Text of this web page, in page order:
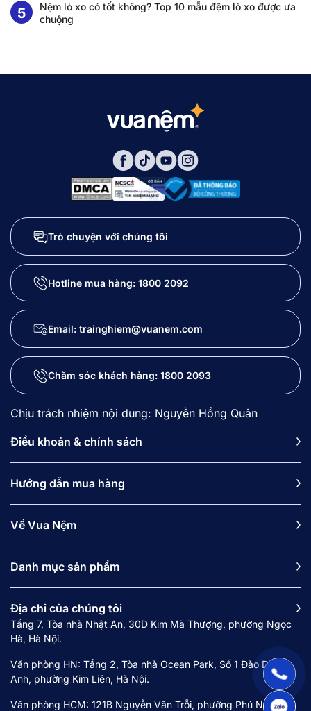
Nệm lò xo có tốt không? Top 10 mẫu đệm lò xo được ưa
chuộng
Trò chuyện với chúng tôi
Hotline mua hàng: 1800 2092
Email: trainghiem@vuanem.com
Chăm sóc khách hàng: 1800 2093
Chịu trách nhiệm nội dung: Nguyễn Hồng Quân
Điều khoản & chính sách
Hướng dẫn mua hàng
Về Vua Nệm
Danh mục sản phẩm
Địa chỉ của chúng tôi
Tầng 7, Tòa nhà Nhật An, 30D Kim Mã Thượng, phường Ngọc
Hà, Hà Nội.
Văn phòng HN: Tầng 2, Tòa nhà Ocean Park, Số 1 Đào Duy
Anh, phường Kim Liên, Hà Nội.
Văn phòng HCM: 121B Nguyễn Văn Trỗi, phường Phú Nhuận,